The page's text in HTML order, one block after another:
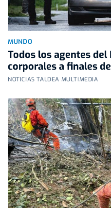
MUNDO
Todos los agentes del
corporales a finales
NOTICIAS TALDEA MULTIMEDIA